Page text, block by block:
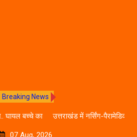
Breaking News
पैरामेडिकल दाखिले शुरू, आज से ऑनलाइन
07 Aug, 2026